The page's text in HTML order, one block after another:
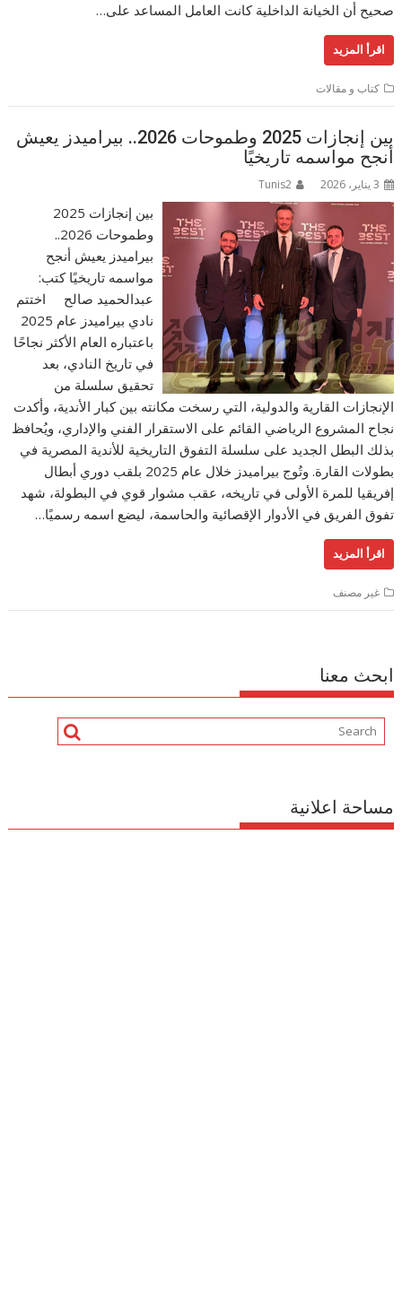
صحيح أن الخيانة الداخلية كانت العامل المساعد على…
اقرأ المزيد
كتاب و مقالات
بين إنجازات 2025 وطموحات 2026.. بيراميدز يعيش
أنجح مواسمه تاريخيًا
3 يناير، 2026 Tunis2
بين إنجازات 2025
وطموحات 2026..
بيراميدز يعيش أنجح
مواسمه تاريخيًا كتب:
عبدالحميد صالح اختتم
نادي بيراميدز عام 2025
باعتباره العام الأكثر نجاحًا
في تاريخ النادي، بعد
تحقيق سلسلة من
الإنجازات القارية والدولية، التي رسخت مكانته بين كبار الأندية، وأكدت
نجاح المشروع الرياضي القائم على الاستقرار الفني والإداري، ويُحافظ
بذلك البطل الجديد على سلسلة التفوق التاريخية للأندية المصرية في
بطولات القارة. وتُوج بيراميدز خلال عام 2025 بلقب دوري أبطال
إفريقيا للمرة الأولى في تاريخه، عقب مشوار قوي في البطولة، شهد
تفوق الفريق في الأدوار الإقصائية والحاسمة، ليضع اسمه رسميًا…
اقرأ المزيد
غير مصنف
ابحث معنا
مساحة اعلانية